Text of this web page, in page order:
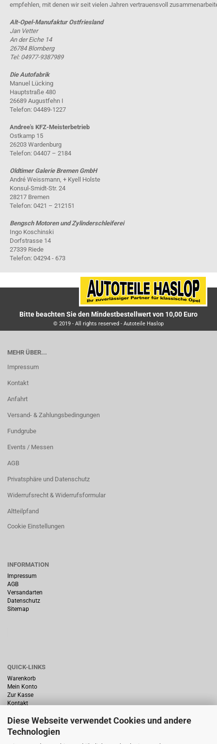
Diese Webseite verwendet Cookies und andere
Technologien
empfehlen, mit denen wir seit vielen Jahren vertrauensvoll
Alt-Opel-Manufaktur Ostfriesland
Jan Vetter
An der Eiche 14
26784 Blomberg
Tel: 04977-9387989
Die Autofabrik
Manuel Lücking
Hauptstraße 480
26689 Augustfehn I
Telefon: 04489-1227
Andree's KFZ-Meisterbetrieb
Ostkamp 15
26203 Wardenburg
Telefon: 04407 – 2184
Oldtimer Galerie Bremen GmbH
André Weissmann, + Kyell Holste
Konsul-Smidt-Str. 24
28217 Bremen
Telefon: 0421 – 212151
Bengsch Motoren und Zylinderschleiferei
Ingo Koschinski
Dorfstrasse 14
27339 Riede
Telefon: 04294 - 673
Bitte beachten Sie den Mindestbestellwert von 10,00 Euro
© 2019 - All rights reserved - Autoteile Haslop
MEHR ÜBER...
Impressum
Kontakt
Anfahrt
Versand- & Zahlungsbedingungen
Fundgrube
Events / Messen
AGB
Privatsphäre und Datenschutz
Widerrufsrecht & Widerrufsformular
Altteilpfand
Cookie Einstellungen
INFORMATION
Impressum
AGB
Versandarten
Datenschutz
Sitemap
QUICK-LINKS
Warenkorb
Mein Konto
Zur Kasse
Kontakt